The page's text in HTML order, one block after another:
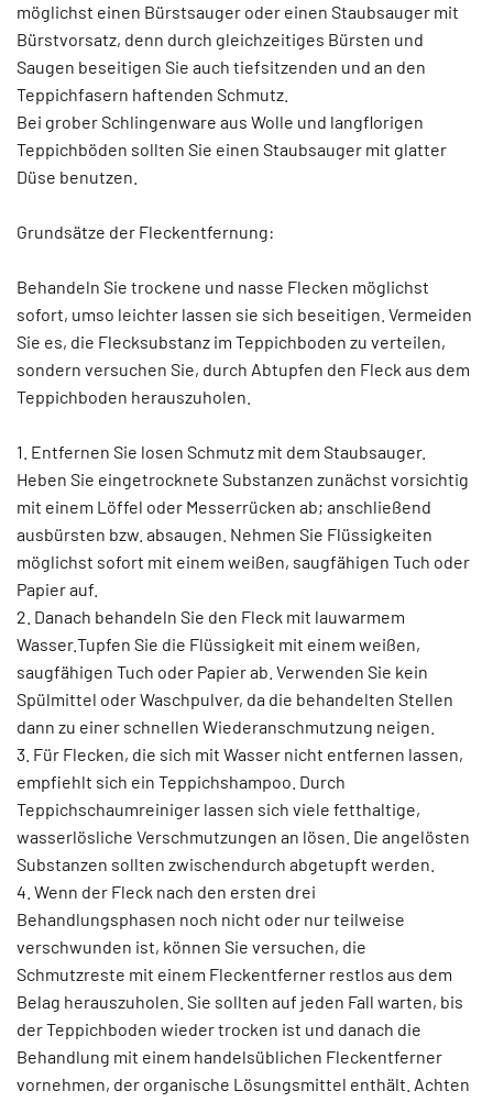
möglichst einen Bürstsauger oder einen Staubsauger mit
Bürstvorsatz, denn durch gleichzeitiges Bürsten und
Saugen beseitigen Sie auch tiefsitzenden und an den
Teppichfasern haftenden Schmutz.
Bei grober Schlingenware aus Wolle und langflorigen
Teppichböden sollten Sie einen Staubsauger mit glatter
Düse benutzen.
Grundsätze der Fleckentfernung:
Behandeln Sie trockene und nasse Flecken möglichst
sofort, umso leichter lassen sie sich beseitigen. Vermeiden
Sie es, die Flecksubstanz im Teppichboden zu verteilen,
sondern versuchen Sie, durch Abtupfen den Fleck aus dem
Teppichboden herauszuholen.
1. Entfernen Sie losen Schmutz mit dem Staubsauger.
Heben Sie eingetrocknete Substanzen zunächst vorsichtig
mit einem Löffel oder Messerrücken ab; anschließend
ausbürsten bzw. absaugen. Nehmen Sie Flüssigkeiten
möglichst sofort mit einem weißen, saugfähigen Tuch oder
Papier auf.
2. Danach behandeln Sie den Fleck mit lauwarmem
Wasser.Tupfen Sie die Flüssigkeit mit einem weißen,
saugfähigen Tuch oder Papier ab. Verwenden Sie kein
Spülmittel oder Waschpulver, da die behandelten Stellen
dann zu einer schnellen Wiederanschmutzung neigen.
3. Für Flecken, die sich mit Wasser nicht entfernen lassen,
empfiehlt sich ein Teppichshampoo. Durch
Teppichschaumreiniger lassen sich viele fetthaltige,
wasserlösliche Verschmutzungen an lösen. Die angelösten
Substanzen sollten zwischendurch abgetupft werden.
4. Wenn der Fleck nach den ersten drei
Behandlungsphasen noch nicht oder nur teilweise
verschwunden ist, können Sie versuchen, die
Schmutzreste mit einem Fleckentferner restlos aus dem
Belag herauszuholen. Sie sollten auf jeden Fall warten, bis
der Teppichboden wieder trocken ist und danach die
Behandlung mit einem handelsüblichen Fleckentferner
vornehmen, der organische Lösungsmittel enthält. Achten